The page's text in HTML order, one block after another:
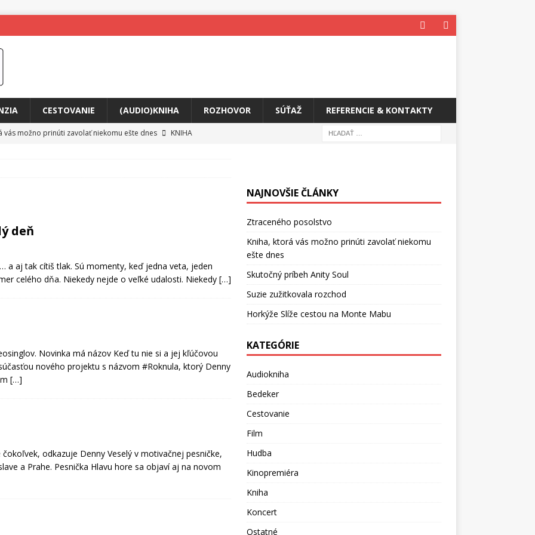
CESTOVANIE (AUDIO)KNIHA ROZHOVOR SÚŤAŽ REFERENCIE & KONTAKTY
vás možno prinúti zavolať niekomu ešte dnes
KNIHA
plný tajomstiev
deň
a aj tak cítiš tlak. Sú momenty, keď jedna veta, jeden
celého dňa. Niekedy nejde o veľké udalosti. Niekedy […]
Novinka má názov Keď tu nie si a jej kľúčovou
nového projektu s názvom #Roknula, ktorý Denny
[…]
odkazuje Denny Veselý v motivačnej pesničke,
a Prahe. Pesnička Hlavu hore sa objaví aj na novom
NAJNOVŠIE ČLÁNKY
Ztraceného posolstvo
Kniha, ktorá vás možno prinúti zavolať niekomu
ešte dnes
Skutočný príbeh Anity Soul
Suzie zužitkovala rozchod
Horkýže Slíže cestou na Monte Mabu
KATEGÓRIE
Audiokniha
Bedeker
Cestovanie
Film
Hudba
Kinopremiéra
Kniha
Koncert
Ostatné